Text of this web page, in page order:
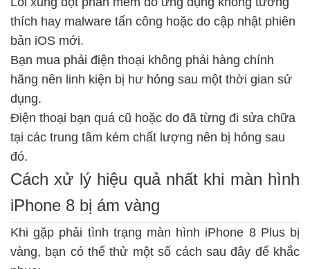
thích hay malware tấn công hoặc do cập nhật phiên
bản iOS mới.
Bạn mua phải điện thoại không phải hàng chính
hãng nên linh kiện bị hư hỏng sau một thời gian sử
dụng.
Điện thoại bạn quá cũ hoặc do đã từng đi sửa chữa
tại các trung tâm kém chất lượng nên bị hỏng sau
đó.
Cách xử lý hiệu quả nhất khi màn hình
iPhone 8 bị ám vàng
Khi gặp phải tình trạng màn hình iPhone 8 Plus bị
vàng, bạn có thể thử một số cách sau đây để khắc